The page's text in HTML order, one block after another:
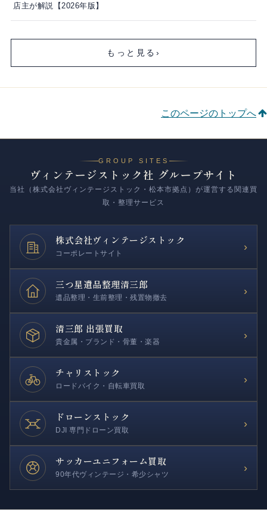
店主が解説【2026年版】
もっと見る ›
このページのトップへ
GROUP SITES
ヴィンテージストック社 グループサイト
当社（株式会社ヴィンテージストック・松本市拠点）が運営する関連買
取・整理サービス
株式会社ヴィンテージストック
コーポレートサイト
›
三つ星遺品整理清三郎
遺品整理・生前整理・残置物撤去
›
清三郎 出張買取
貴金属・ブランド・骨董・楽器
›
チャリストック
ロードバイク・自転車買取
›
ドローンストック
DJI 専門ドローン買取
›
サッカーユニフォーム買取
90年代ヴィンテージ・希少シャツ
›